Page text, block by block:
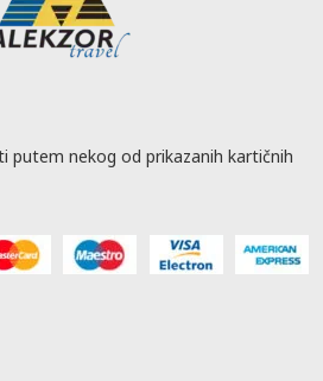
putem nekog od prikazanih kartičnih